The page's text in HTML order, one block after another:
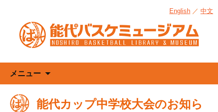
English ／ 中文
メニュー
ン
能代カップ中学校大会のお知ら